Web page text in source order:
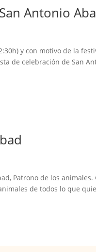
Antonio
y con motivo de la
de celebración de San
Patrono de los animales.
de todos lo que